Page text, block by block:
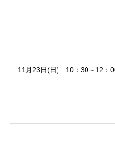
11月23日(日) 10：30～12：